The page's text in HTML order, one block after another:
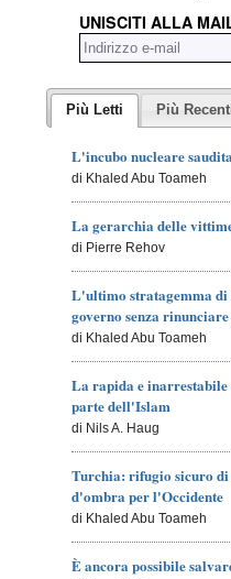
UNISCITI ALLA
Più Letti Più
L'incubo nucleare
di Khaled Abu Toameh
La gerarchia delle
di Pierre Rehov
L'ultimo stratagemma
governo senza
di Khaled Abu Toameh
La rapida e
parte dell'Islam
di Nils A. Haug
Turchia: rifugio sicuro di
d'ombra per l'Occidente
di Khaled Abu Toameh
È ancora possibile